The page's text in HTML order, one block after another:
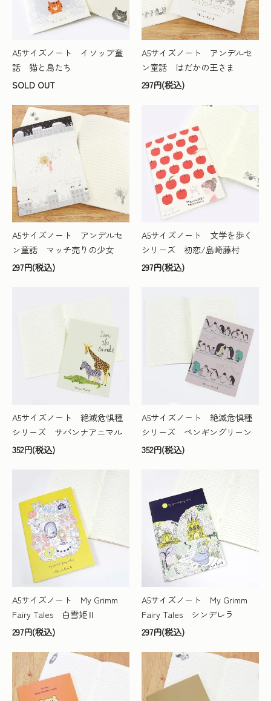
A5サイズノート イソップ童
話 猫と鳥たち
SOLD OUT
A5サイズノート アンデルセ
ン童話 はだかの王さま
297円(税込)
A5サイズノート アンデルセ
ン童話 マッチ売りの少女
297円(税込)
A5サイズノート 文学を歩く
シリーズ 初恋/島崎藤村
297円(税込)
A5サイズノート 絶滅危惧種
シリーズ サバンナアニマル
352円(税込)
A5サイズノート 絶滅危惧種
シリーズ ペンギングリーン
352円(税込)
A5サイズノート My Grimm
Fairy Tales 白雪姫Ⅱ
297円(税込)
A5サイズノート My Grimm
Fairy Tales シンデレラ
297円(税込)